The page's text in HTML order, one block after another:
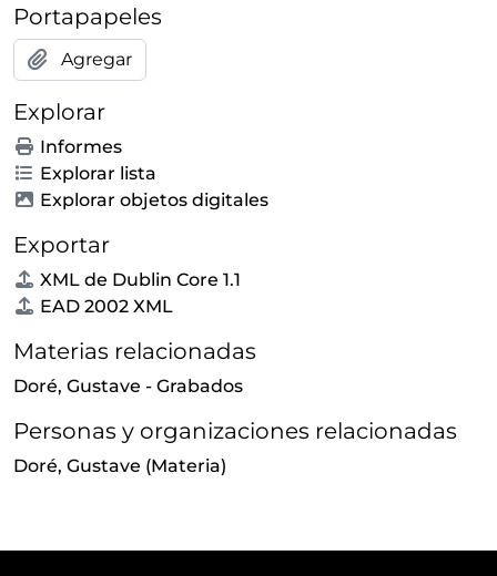
Portapapeles
Agregar
Explorar
Informes
Explorar lista
Explorar objetos digitales
Exportar
XML de Dublin Core 1.1
EAD 2002 XML
Materias relacionadas
Doré, Gustave - Grabados
Personas y organizaciones relacionadas
Doré, Gustave (Materia)